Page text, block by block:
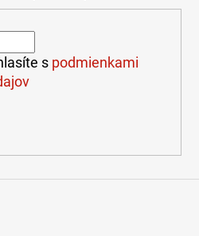
s podmienkami